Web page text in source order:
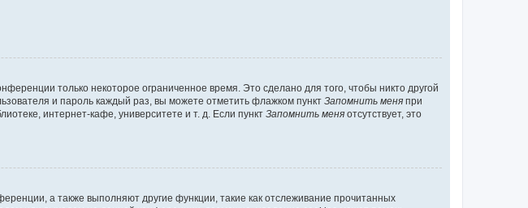
только некоторое ограниченное время. Это сделано для того, чтобы никто другой
и пароль каждый раз, вы можете отметить флажком пункт Запомнить меня при
интернет-кафе, университете и т. д. Если пункт Запомнить меня отсутствует, это
а также выполняют другие функции, такие как отслеживание прочитанных